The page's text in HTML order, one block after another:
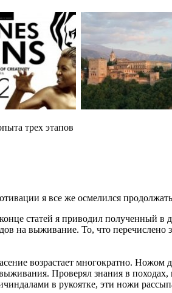
трех этапов
я все же осмелился
статей я приводил полученный в
на выживание. То, что
возрастает многократно. Ножом
Проверял знания в
в рукоятке, эти ножи